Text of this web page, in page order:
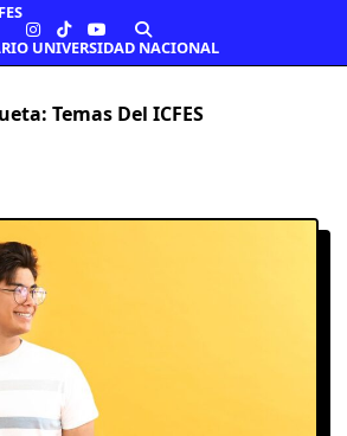
UNIVERSIDAD NACIONAL
Temas Del ICFES